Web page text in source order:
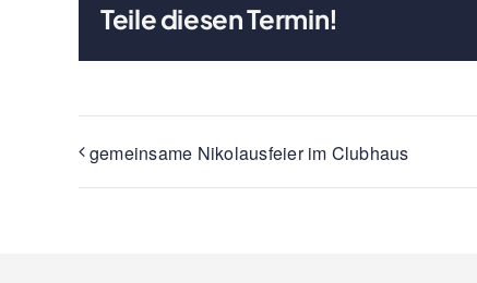
Teile diesen Termin!
gemeinsame Nikolausfeier im Clubhaus